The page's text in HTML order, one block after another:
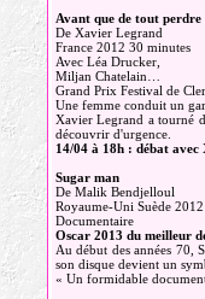
Avant que de tout perdre
De Xavier Legrand
France 2012 30 minutes
Avec Léa Drucker,
Miljan Chatelain…
Grand Prix Festival de
Une femme conduit un
Xavier Legrand a tourné
découvrir d'urgence.
14/04 à 18h : débat
Sugar man
De Malik Bendjelloul
Royaume-Uni Suède
Documentaire
Oscar 2013 du meilleur
Au début des années 70,
son disque devient un
« Un formidable